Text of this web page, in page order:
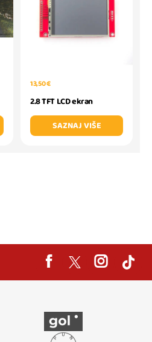
13,50 €
2.8 TFT LCD ekran
SAZNAJ VIŠE